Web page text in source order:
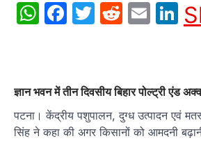
WhatsApp
Facebook
Twitter
Reddit
ज्ञान भवन में तीन दिवसीय बिहार पोल्ट्री एंड
पटना। केंद्रीय पशुपालन, दुग्ध उत्पादन एवं
सिंह ने कहा की अगर किसानों को आमदनी